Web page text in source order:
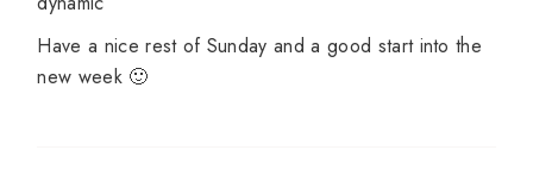
Have a nice rest of Sunday and a good start into the
new week 🙂